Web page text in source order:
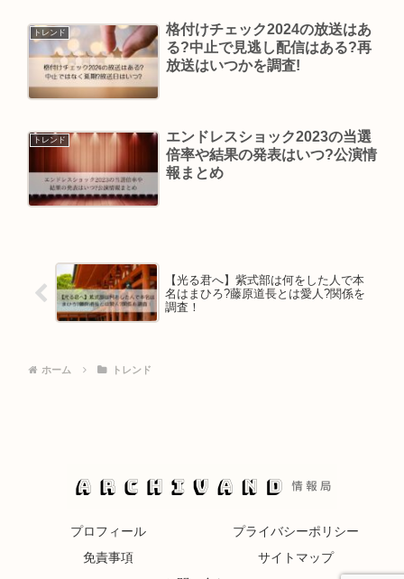
トレンド
格付けチェック2024の放送はあ
る?中止で見逃し配信はある?再
放送はいつかを調査!
トレンド
エンドレスショック2023の当選
倍率や結果の発表はいつ?公演情
報まとめ
【光る君へ】紫式部は何をした人で本
名はまひろ?藤原道長とは愛人?関係を
調査！
ホーム トレンド
プロフィール
プライバシーポリシー
免責事項
サイトマップ